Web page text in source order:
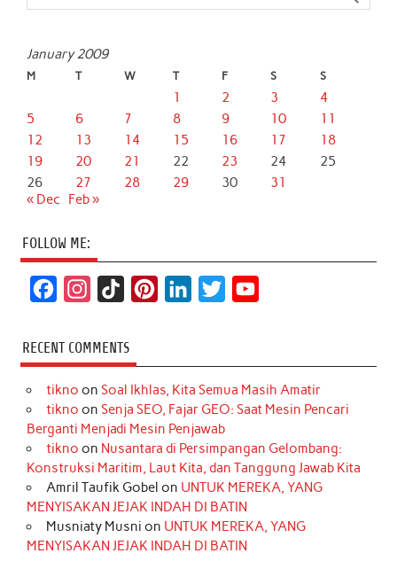
January 2009
M T W T F S S
1 2 3
4
5
6 7 8 9 10
11
12
13 14 15 16 17
18
19
20 21 22 23 24
25
26
27 28 29 30
31
« Dec
Feb »
FOLLOW ME:
c
e
b
o
k
s
t
a
r
a
m
k
T
o
k
t
e
r
e
s
t
k
e
d
I
n
t
t
r
T
u
e
RECENT COMMENTS
tikno on Soal Ikhlas, Kita Semua Masih Amatir
tikno on Senja SEO, Fajar GEO: Saat Mesin Pencari
Berganti Menjadi Mesin Penjawab
tikno on Nusantara di Persimpangan Gelombang:
Konstruksi Maritim, Laut Kita, dan Tanggung Jawab Kita
Amril Taufik Gobel on UNTUK MEREKA, YANG
MENYISAKAN JEJAK INDAH DI BATIN
Musniaty Musni on UNTUK MEREKA, YANG
MENYISAKAN JEJAK INDAH DI BATIN